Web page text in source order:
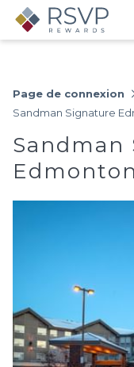
Page de connexion
Sandman Signature
Sandman